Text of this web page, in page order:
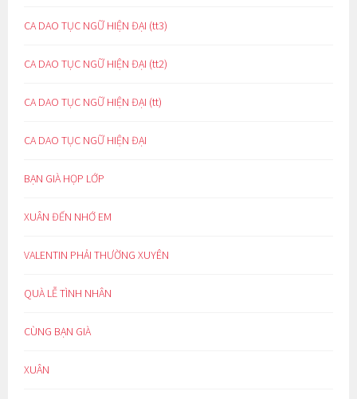
CA DAO TỤC NGỮ HIỆN ĐẠI (tt3)
CA DAO TỤC NGỮ HIỆN ĐẠI (tt2)
CA DAO TỤC NGỮ HIỆN ĐẠI (tt)
CA DAO TỤC NGỮ HIỆN ĐẠI
BẠN GIÀ HỌP LỚP
XUÂN ĐẾN NHỚ EM
VALENTIN PHẢI THƯỜNG XUYÊN
QUÀ LỄ TÌNH NHÂN
CÙNG BẠN GIÀ
XUÂN